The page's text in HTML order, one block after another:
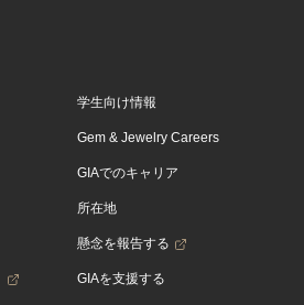
学生向け情報
Gem & Jewelry Careers
GIAでのキャリア
所在地
懸念を報告する
GIAを支援する